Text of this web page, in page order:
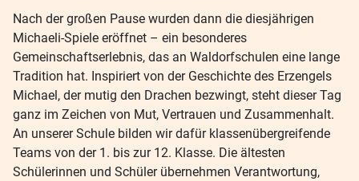
Nach der großen Pause wurden dann die diesjährigen
Michaeli-Spiele eröffnet – ein besonderes
Gemeinschaftserlebnis, das an Waldorfschulen eine lange
Tradition hat. Inspiriert von der Geschichte des Erzengels
Michael, der mutig den Drachen bezwingt, steht dieser Tag
ganz im Zeichen von Mut, Vertrauen und Zusammenhalt.
An unserer Schule bilden wir dafür klassenübergreifende
Teams von der 1. bis zur 12. Klasse. Die ältesten
Schülerinnen und Schüler übernehmen Verantwortung,